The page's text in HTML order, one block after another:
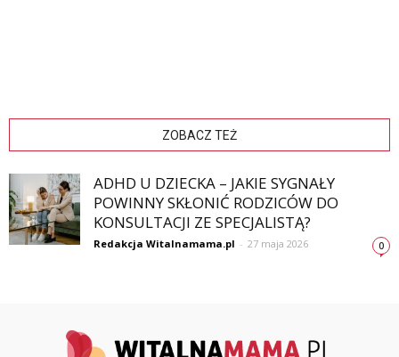
ZOBACZ TEŻ
ADHD U DZIECKA – JAKIE SYGNAŁY
POWINNY SKŁONIĆ RODZICÓW DO
KONSULTACJI ZE SPECJALISTĄ?
Redakcja Witalnamama.pl - 27 maja 2026 0